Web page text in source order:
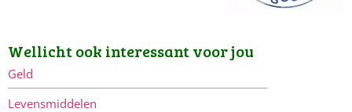
Wellicht ook interessant voor jou
Geld
Levensmiddelen